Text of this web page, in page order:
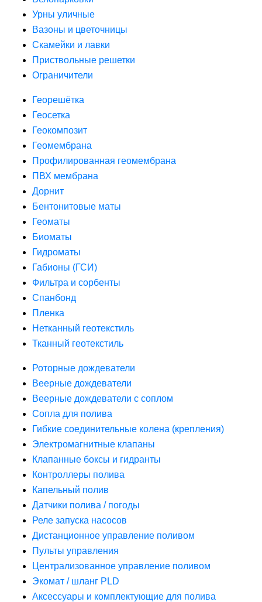
Урны уличные
Вазоны и цветочницы
Скамейки и лавки
Приствольные решетки
Ограничители
Георешётка
Геосетка
Геокомпозит
Геомембрана
Профилированная геомембрана
ПВХ мембрана
Дорнит
Бентонитовые маты
Геоматы
Биоматы
Гидроматы
Габионы (ГСИ)
Фильтра и сорбенты
Спанбонд
Пленка
Нетканный геотекстиль
Тканный геотекстиль
Роторные дождеватели
Веерные дождеватели
Веерные дождеватели с соплом
Сопла для полива
Гибкие соединительные колена (крепления)
Электромагнитные клапаны
Клапанные боксы и гидранты
Контроллеры полива
Капельный полив
Датчики полива / погоды
Реле запуска насосов
Дистанционное управление поливом
Пульты управления
Централизованное управление поливом
Экомат / шланг PLD
Аксессуары и комплектующие для полива